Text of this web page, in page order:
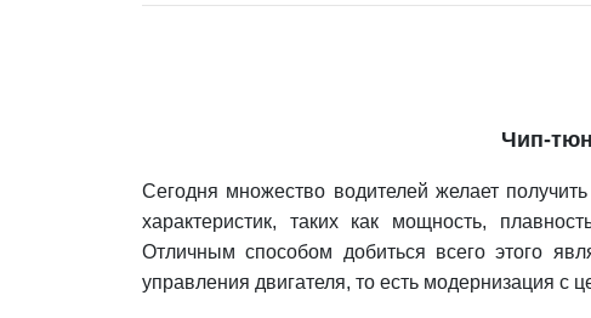
Чип-
Сегодня множество водителей желает
характеристик, таких как мощность,
Отличным способом добиться всего этого
управления двигателя, то есть модернизация с